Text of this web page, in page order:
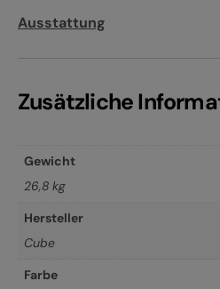
Ausstattung
Zusätzliche
Gewicht
26,8 kg
Hersteller
Cube
Farbe